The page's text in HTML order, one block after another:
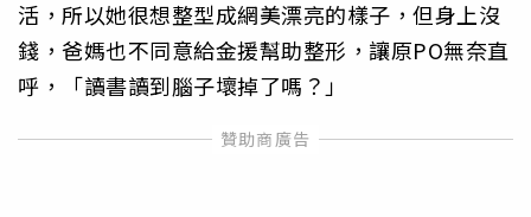
活，所以她很想整型成網美漂亮的樣子，但身上沒
錢，爸媽也不同意給金援幫助整形，讓原PO無奈直
呼，「讀書讀到腦子壞掉了嗎？」